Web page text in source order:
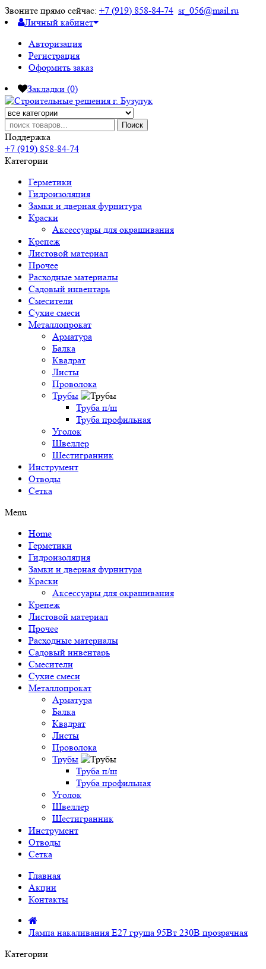
Звоните прямо сейчас: +7 (919) 858-84-74 sr_056@mail.ru
Личный кабинет
Авторизация
Регистрация
Оформить заказ
Закладки (0)
Поиск
Поддержка
+7 (919) 858-84-74
Категории
Герметики
Гидроизоляция
Замки и дверная фурнитура
Краски
Аксессуары для окрашивания
Крепеж
Листовой материал
Прочее
Расходные материалы
Садовый инвентарь
Смесители
Сухие смеси
Металлопрокат
Арматура
Балка
Квадрат
Листы
Проволока
Трубы
Труба п/ш
Труба профильная
Уголок
Швеллер
Шестигранник
Инструмент
Отводы
Сетка
Menu
Home
Герметики
Гидроизоляция
Замки и дверная фурнитура
Краски
Аксессуары для окрашивания
Крепеж
Листовой материал
Прочее
Расходные материалы
Садовый инвентарь
Смесители
Сухие смеси
Металлопрокат
Арматура
Балка
Квадрат
Листы
Проволока
Трубы
Труба п/ш
Труба профильная
Уголок
Швеллер
Шестигранник
Инструмент
Отводы
Сетка
Главная
Акции
Контакты
Лампа накаливания Е27 груша 95Вт 230В прозрачная
Категории